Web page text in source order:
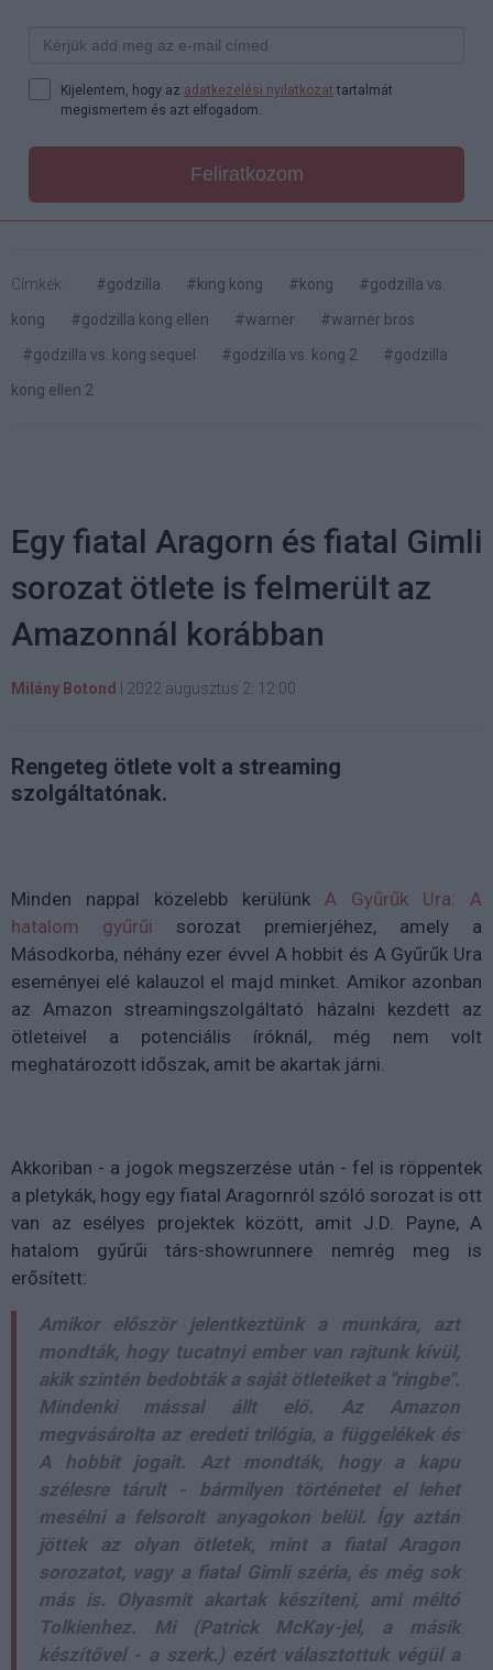
Kijelentem, hogy az adatkezelési nyilatkozat tartalmát
megismertem és azt elfogadom.
Feliratkozom
Címkék: #godzilla #king kong #kong
#godzilla vs.
kong
#godzilla kong ellen #warner
#warner bros
#godzilla vs. kong sequel
#godzilla vs. kong 2
#godzilla
kong ellen 2
Egy fiatal Aragorn és fiatal Gimli
sorozat ötlete is felmerült az
Amazonnál korábban
Milány Botond 2022 augusztus 2. 12:00
Rengeteg ötlete volt a streaming
szolgáltatónak.
Minden nappal közelebb kerülünk A Gyűrűk Ura: A
hatalom gyűrűi sorozat premierjéhez, amely a
Másodkorba, néhány ezer évvel A hobbit és A Gyűrűk Ura
eseményei elé kalauzol el majd minket. Amikor azonban
az Amazon streamingszolgáltató házalni kezdett az
ötleteivel a potenciális íróknál, még nem volt
meghatározott időszak, amit be akartak járni.
Akkoriban - a jogok megszerzése után - fel is röppentek
a pletykák, hogy egy fiatal Aragornról szóló sorozat is ott
van az esélyes projektek között, amit J.D. Payne, A
hatalom gyűrűi társ-showrunnere nemrég meg is
erősített:
Amikor először jelentkeztünk a munkára, azt
mondták, hogy tucatnyi ember van rajtunk kívül,
akik szintén bedobták a saját ötleteiket a "ringbe".
Mindenki mással állt elő. Az Amazon
megvásárolta az eredeti trilógia, a függelékek és
A hobbit jogait. Azt mondták, hogy a kapu
szélesre tárult - bármilyen történetet el lehet
mesélni a felsorolt anyagokon belül. Így aztán
jöttek az olyan ötletek, mint a fiatal Aragon
sorozatot, vagy a fiatal Gimli széria, és még sok
más is. Olyasmit akartak készíteni, ami méltó
Tolkienhez. Mi (Patrick McKay-jel, a másik
készítővel - a szerk.) ezért választottuk végül a